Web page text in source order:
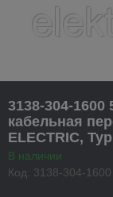
3138-304-1600
кабельная
ELECTRIC,
В наличии
Код: 3138-304-1600